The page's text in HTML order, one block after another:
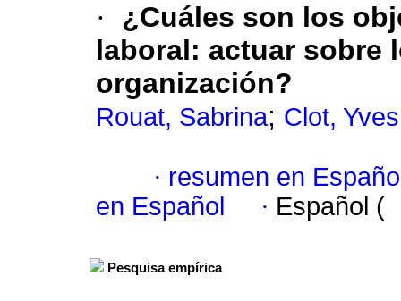
·
¿Cuáles son los
laboral: actuar sobre
organización?
Rouat, Sabrina; Clot, Yves
· resumen en
en Español
· Español (
Pesquisa empírica